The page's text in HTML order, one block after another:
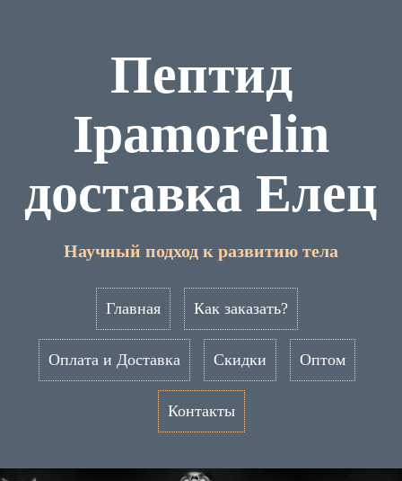
Пептид
Ipamorelin
доставка Елец
Научный подход к развитию тела
Главная Как заказать?
Оплата и Доставка Скидки Оптом
Контакты